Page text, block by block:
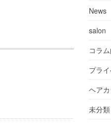
News
salon
コラ
プラ
ヘア
未分類